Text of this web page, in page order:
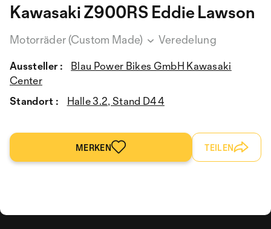
Kawasaki Z900RS Eddie Lawson
Motorräder (Custom Made) Veredelung
Aussteller :
Blau Power Bikes GmbH Kawasaki
Center
Standort :
Halle 3.2, Stand D44
MERKEN TEILEN